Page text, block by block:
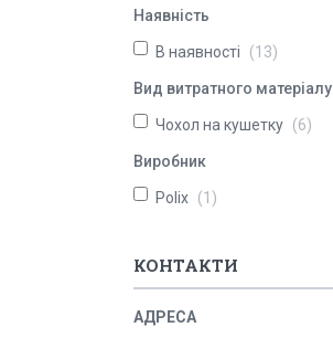
Наявність
В наявності 13
Вид витратного матеріалу
Чохол на кушетку 6
Виробник
Polix 1
КОНТАКТИ